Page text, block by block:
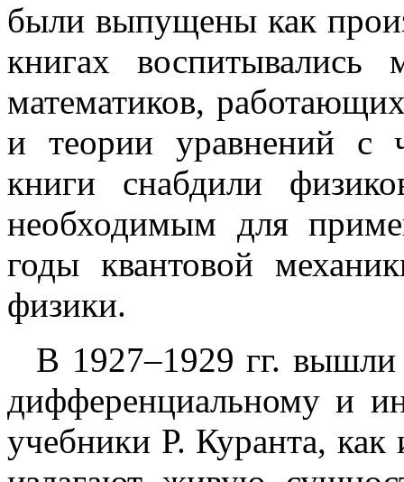
были выпущены как
книгах
математиков,
и теории уравнений с
книги снабдили
необходимым для
годы квантовой
физики.
В 1927–1929 гг. вышли
дифференциальному и
учебники Р. Куранта,